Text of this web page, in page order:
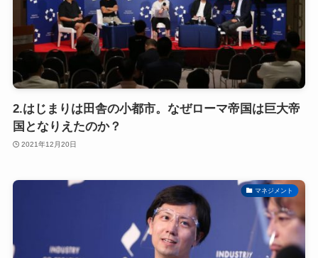
2.はじまりは田舎の小都市。なぜローマ帝国は巨大帝
国となりえたのか？
2021年12月20日
マネジメント